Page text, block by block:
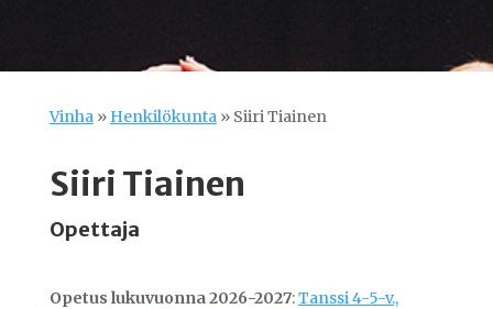
Vinha» Henkilökunta» Siiri Tiainen
Siiri Tiainen
Opettaja
Opetus lukuvuonna 2026-2027:Tanssi 4-5-v.,